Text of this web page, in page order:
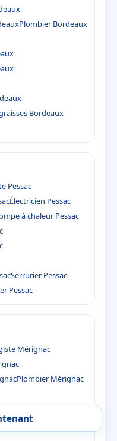
Plombier Bordeaux
Bordeaux
Pessac
Électricien Pessac
à chaleur Pessac
Serrurier Pessac
Pessac
Mérignac
Plombier Mérignac